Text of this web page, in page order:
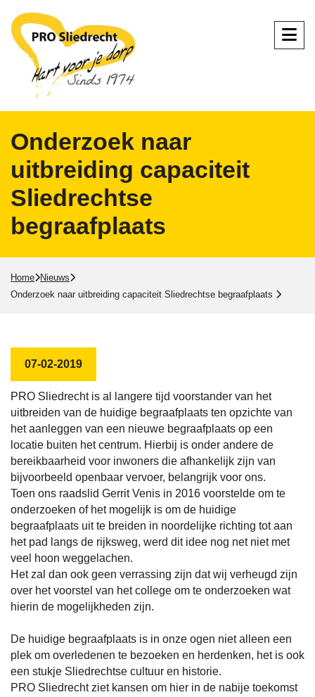
Onderzoek naar
uitbreiding capaciteit
Sliedrechtse
begraafplaats
Home
Nieuws
Onderzoek naar uitbreiding capaciteit Sliedrechtse begraafplaats
07-02-2019
PRO Sliedrecht is al langere tijd voorstander van het
uitbreiden van de huidige begraafplaats ten opzichte van
het aanleggen van een nieuwe begraafplaats op een
locatie buiten het centrum. Hierbij is onder andere de
bereikbaarheid voor inwoners die afhankelijk zijn van
bijvoorbeeld openbaar vervoer, belangrijk voor ons.
Toen ons raadslid Gerrit Venis in 2016 voorstelde om te
onderzoeken of het mogelijk is om de huidige
begraafplaats uit te breiden in noordelijke richting tot aan
het pad langs de rijksweg, werd dit idee nog net niet met
veel hoon weggelachen.
Het zal dan ook geen verrassing zijn dat wij verheugd zijn
over het voorstel van het college om te onderzoeken wat
hierin de mogelijkheden zijn.
De huidige begraafplaats is in onze ogen niet alleen een
plek om overledenen te bezoeken en herdenken, het is ook
een stukje Sliedrechtse cultuur en historie.
PRO Sliedrecht ziet kansen om hier in de nabije toekomst